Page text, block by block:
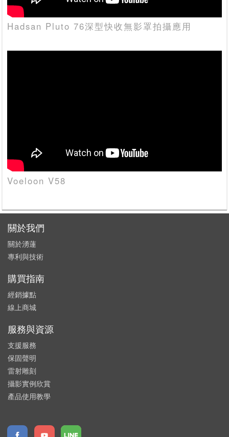
Hadsan Pluto 76深型快收無影罩拍攝應用
Voeloon V58
關於我們
關於湧蓮
專利與技術
購買指南
經銷據點
線上商城
服務與資源
支援服務
保固聲明
雷射雕刻
攝影實例欣賞
產品使用教學